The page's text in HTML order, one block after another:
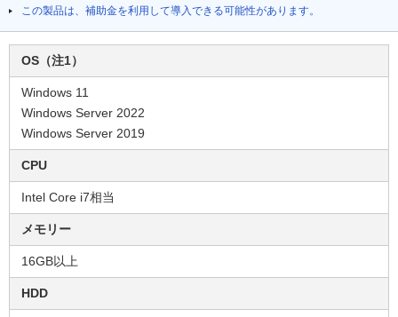
この製品は、補助金を利用して導入できる可能性があります。
OS（注1）
Windows 11
Windows Server 2022
Windows Server 2019
CPU
Intel Core i7相当
メモリー
16GB以上
HDD